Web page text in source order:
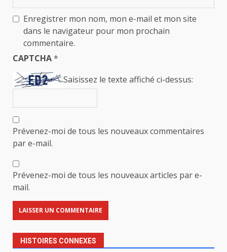
Enregistrer mon nom, mon e-mail et mon site
dans le navigateur pour mon prochain
commentaire.
CAPTCHA*
Saisissez le texte affiché ci-dessus:
Prévenez-moi de tous les nouveaux commentaires
par e-mail.
Prévenez-moi de tous les nouveaux articles par e-
mail.
HISTOIRES CONNEXES